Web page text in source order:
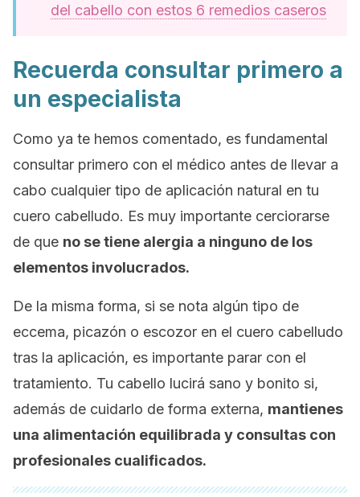
del cabello con estos 6 remedios caseros
Recuerda consultar primero a
un especialista
Como ya te hemos comentado, es fundamental
consultar primero con el médico antes de llevar a
cabo cualquier tipo de aplicación natural en tu
cuero cabelludo. Es muy importante cerciorarse
de que no se tiene alergia a ninguno de los
elementos involucrados.
De la misma forma, si se nota algún tipo de
eccema, picazón o escozor en el cuero cabelludo
tras la aplicación, es importante parar con el
tratamiento. Tu cabello lucirá sano y bonito si,
además de cuidarlo de forma externa, mantienes
una alimentación equilibrada y consultas con
profesionales cualificados.